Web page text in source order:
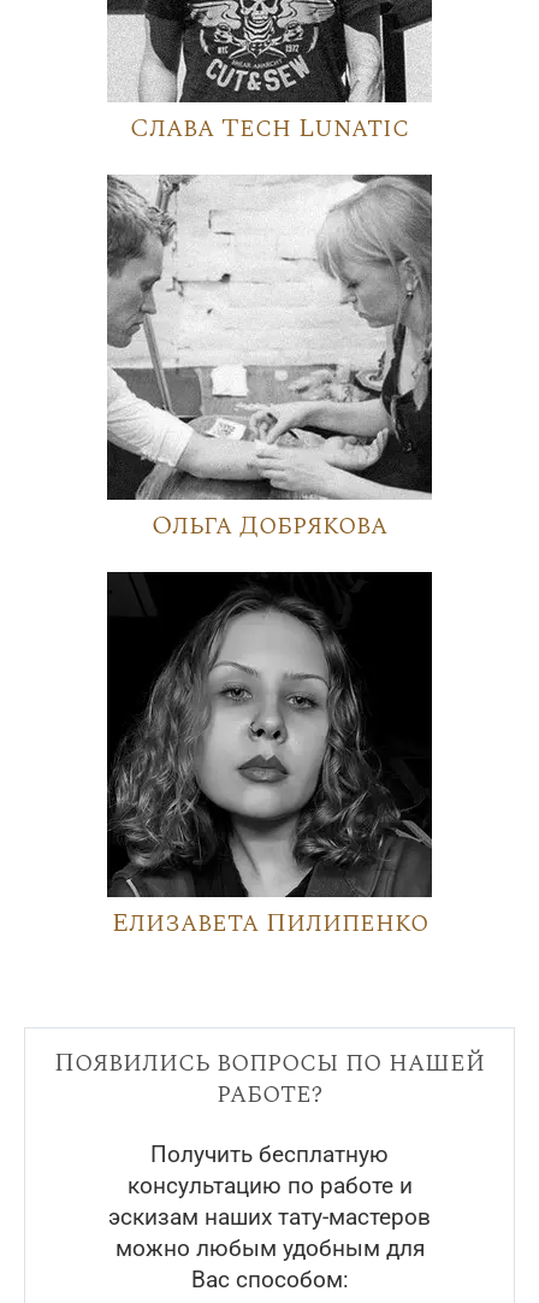
Слава Tech Lunatic
Ольга Добрякова
Елизавета Пилипенко
Появились вопросы по нашей
работе?
Получить бесплатную
консультацию по работе и
эскизам наших тату-мастеров
можно любым удобным для
Вас способом: